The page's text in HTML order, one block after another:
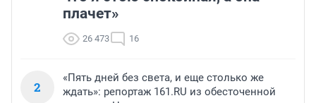
плачет»
26 473 16
2
«Пять дней без света, и еще столько же
ждать»: репортаж 161.RU из обесточенной